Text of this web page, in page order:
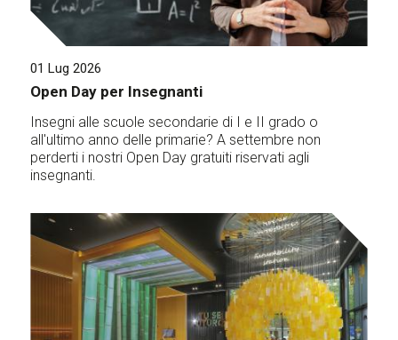
01 Lug 2026
Open Day per Insegnanti
Insegni alle scuole secondarie di I e II grado o
all'ultimo anno delle primarie? A settembre non
perderti i nostri Open Day gratuiti riservati agli
insegnanti.